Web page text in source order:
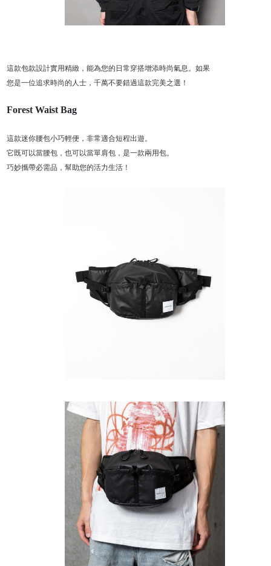
這款包款設計實用精緻，能為您的日常穿搭增添時尚氣息。如果
您是一位追求時尚的人士，千萬不要錯過這款完美之選！
Forest Waist Bag
這款迷你腰包小巧輕便，非常適合短程出遊。
它既可以當腰包，也可以當單肩包，是一款兩用包。
巧妙攜帶必需品，幫助您的活力生活！